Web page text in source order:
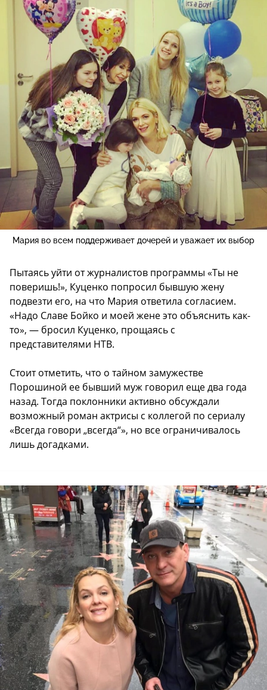
Мария во всем поддерживает дочерей и уважает их выбор
Пытаясь уйти от журналистов программы «Ты не
поверишь!», Куценко попросил бывшую жену
подвезти его, на что Мария ответила согласием.
«Надо Славе Бойко и моей жене это объяснить как-
то», — бросил Куценко, прощаясь с
представителями НТВ.
Стоит отметить, что о тайном замужестве
Порошиной ее бывший муж говорил еще два года
назад. Тогда поклонники активно обсуждали
возможный роман актрисы с коллегой по сериалу
«Всегда говори „всегда“», но все ограничивалось
лишь догадками.